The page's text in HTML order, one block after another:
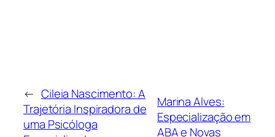
← Cileia Nascimento: A
Trajetória Inspiradora de
uma Psicóloga
Marina Alves:
Especialização em
ABA e Novas